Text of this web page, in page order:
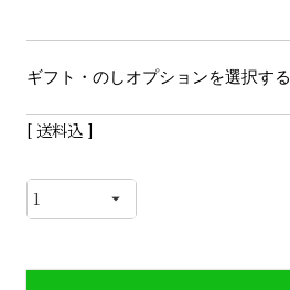
ギフト・のしオプションを選択する
送料込